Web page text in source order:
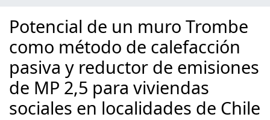
Potencial de un muro Trombe
como método de calefacción
pasiva y reductor de emisiones
de MP 2,5 para viviendas
sociales en localidades de Chile